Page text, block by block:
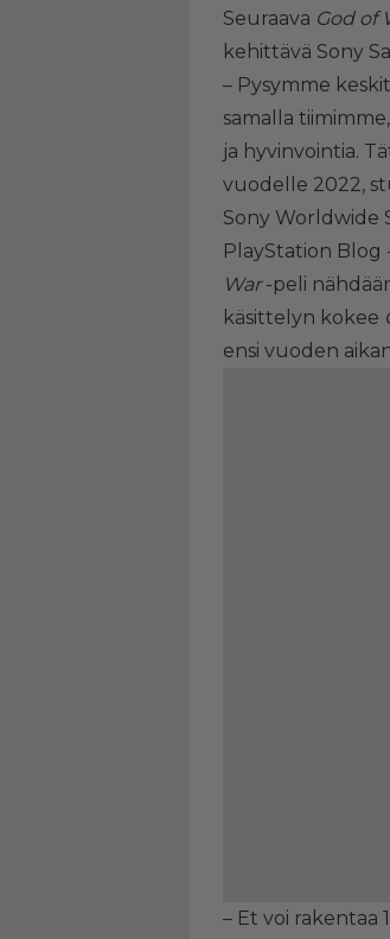
Seuraava God of
kehittävä Sony
– Pysymme
samalla
ja hyvinvointia.
vuodelle 2022,
Sony Worldwide
PlayStation
War-peli
käsittelyn kokee
ensi vuoden
– Et voi rakentaa